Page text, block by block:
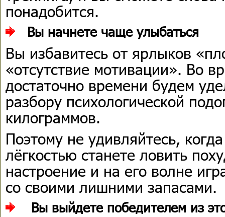
понадобится.
Вы начнете чаще улыбаться
Вы избавитесь от ярлыков
«отсутствие мотивации». Во
достаточно времени будем
разбору психологической
килограммов.
Поэтому не удивляйтесь,
лёгкостью станете ловить
настроение и на его волне
со своими лишними запасами.
Вы выйдете победителем из